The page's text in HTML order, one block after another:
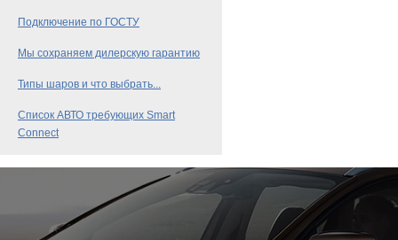
Подключение по ГОСТУ
Мы сохраняем дилерскую гарантию
Типы шаров и что выбрать...
Список АВТО требующих Smart
Connect